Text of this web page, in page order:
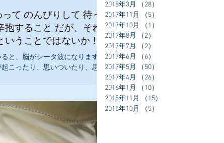
て のんびりして 待っ
すること だが、それ
いうことではないか！
と、脳がシータ波になります そ
こったり、思いついたり、思い
がクリエイターからのメッセージ
さを忘れて、リラックスして見ま
リエイターからのメッセージを受
2018年3月
（28）
2017年11月
（5）
2017年10月
（1）
2017年8月
（2）
2017年7月
（2）
2017年6月
（6）
2017年5月
（50）
2017年4月
（26）
2016年1月
（10）
2015年11月
（15）
2015年10月
（5）